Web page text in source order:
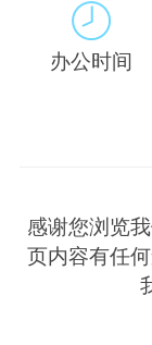
办公时间
感谢您浏览
页内容有任